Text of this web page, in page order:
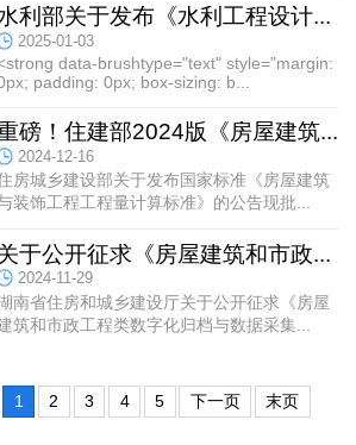
利部关于发布《水利工程设计...
2025-01-03
data-brushtype="text" style="margin:
padding: 0px; box-sizing: b...
磅！住建部2024版《房屋建筑...
2024-12-16
房城乡建设部关于发布国家标准《房屋建筑
装饰工程工程量计算标准》的公告现批...
于公开征求《房屋建筑和市政...
2024-11-29
南省住房和城乡建设厅关于公开征求《房屋
筑和市政工程类数字化归档与数据采集...
1 2 3 4 5 下一页 末页